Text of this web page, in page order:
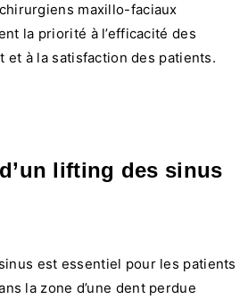
maxillo-faciaux
la priorité à l’efficacité des
et à la satisfaction des patients.
lifting des sinus
est essentiel pour les patients
la zone d’une dent perdue